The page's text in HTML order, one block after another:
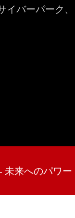
イバーパーク
未来へのパワー